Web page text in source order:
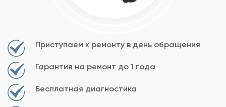
Приступаем к ремонту в день обращения
Гарантия на ремонт до 1 года
Бесплатная диагностика